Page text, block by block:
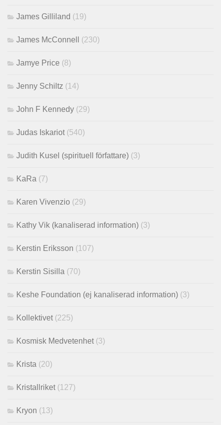
James Gilliland (19)
James McConnell (230)
Jamye Price (8)
Jenny Schiltz (14)
John F Kennedy (29)
Judas Iskariot (540)
Judith Kusel (spirituell författare) (3)
KaRa (7)
Karen Vivenzio (29)
Kathy Vik (kanaliserad information) (3)
Kerstin Eriksson (107)
Kerstin Sisilla (70)
Keshe Foundation (ej kanaliserad information) (3)
Kollektivet (225)
Kosmisk Medvetenhet (3)
Krista (20)
Kristallriket (127)
Kryon (13)